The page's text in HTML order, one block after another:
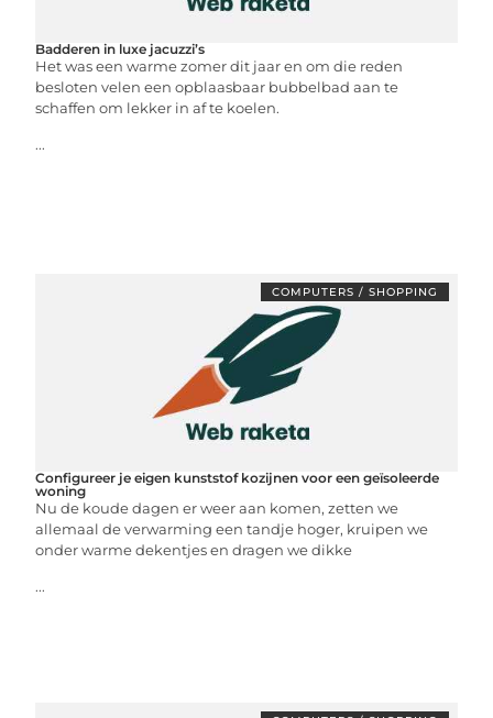
Badderen in luxe jacuzzi’s
Het was een warme zomer dit jaar en om die reden
besloten velen een opblaasbaar bubbelbad aan te
schaffen om lekker in af te koelen.
...
COMPUTERS / SHOPPING
Configureer je eigen kunststof kozijnen voor een geïsoleerde
woning
Nu de koude dagen er weer aan komen, zetten we
allemaal de verwarming een tandje hoger, kruipen we
onder warme dekentjes en dragen we dikke
...